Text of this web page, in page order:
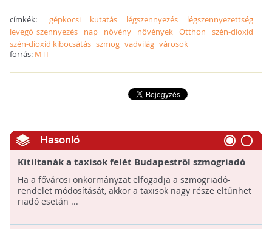
címkék: gépkocsi kutatás légszennyezés
légszennyezettség
levegő szennyezés
nap növény növények Otthon
szén-dioxid
szén-dioxid kibocsátás szmog vadvilág városok
forrás: MTI
Hasonló
Kitiltanák a taxisok felét Budapestről szmogriadó
esetén
Ha a fővárosi önkormányzat elfogadja a szmogriadó-
rendelet módosítását, akkor a taxisok nagy része eltűnhet
riadó esetán ...